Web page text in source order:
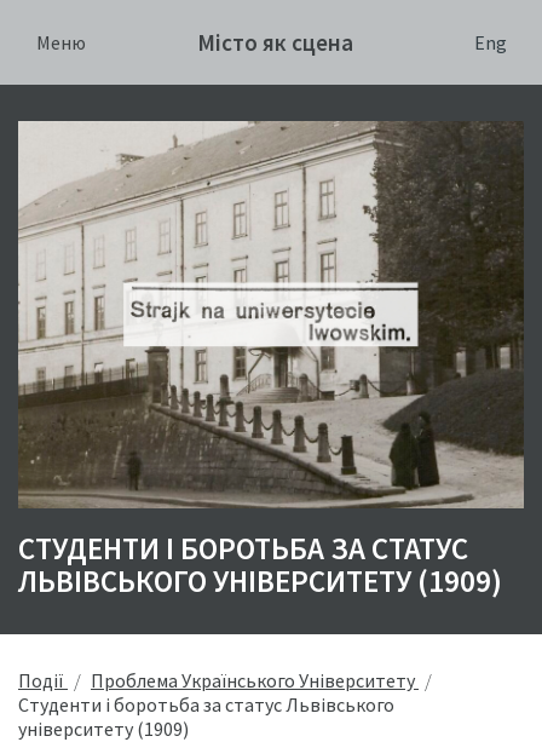
Меню Місто як сцена Eng
СТУДЕНТИ І БОРОТЬБА ЗА СТАТУС
ЛЬВІВСЬКОГО УНІВЕРСИТЕТУ (1909)
Події
Проблема Українського Університету
Студенти і боротьба за статус Львівського
університету (1909)